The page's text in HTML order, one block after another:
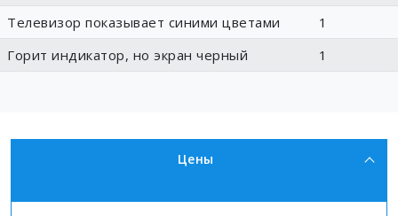
Телевизор показывает синими цветами
1
Горит индикатор, но экран черный
1
Цены